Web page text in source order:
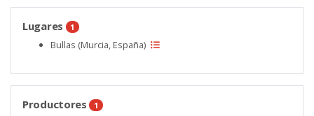
Lugares 1
Bullas (Murcia, España)
Productores 1